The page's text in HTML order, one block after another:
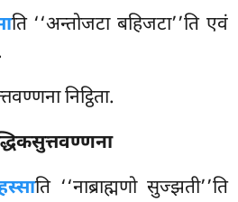
ति ‘‘अन्तोजटा बहिजटा’’ति एवं
निट्ठिता.
ति ‘‘नाब्राह्मणो सुज्झती’’ति